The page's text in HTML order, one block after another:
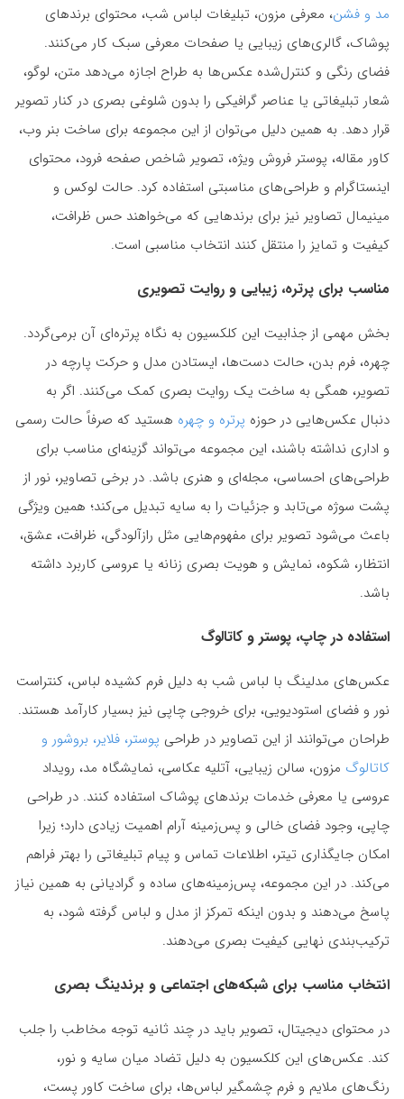
مد و فشن، معرفی مزون، تبلیغات لباس شب، محتوای برندهای
پوشاک، گالری‌های زیبایی یا صفحات معرفی سبک کار می‌کنند.
فضای رنگی و کنترل‌شده عکس‌ها به طراح اجازه می‌دهد متن، لوگو،
شعار تبلیغاتی یا عناصر گرافیکی را بدون شلوغی بصری در کنار تصویر
قرار دهد. به همین دلیل می‌توان از این مجموعه برای ساخت بنر وب،
کاور مقاله، پوستر فروش ویژه، تصویر شاخص صفحه فرود، محتوای
اینستاگرام و طراحی‌های مناسبتی استفاده کرد. حالت لوکس و
مینیمال تصاویر نیز برای برندهایی که می‌خواهند حس ظرافت،
کیفیت و تمایز را منتقل کنند انتخاب مناسبی است.
مناسب برای پرتره، زیبایی و روایت تصویری
بخش مهمی از جذابیت این کلکسیون به نگاه پرتره‌ای آن برمی‌گردد.
چهره، فرم بدن، حالت دست‌ها، ایستادن مدل و حرکت پارچه در
تصویر، همگی به ساخت یک روایت بصری کمک می‌کنند. اگر به
دنبال عکس‌هایی در حوزه پرتره و چهره هستید که صرفاً حالت رسمی
و اداری نداشته باشند، این مجموعه می‌تواند گزینه‌ای مناسب برای
طراحی‌های احساسی، مجله‌ای و هنری باشد. در برخی تصاویر، نور از
پشت سوژه می‌تابد و جزئیات را به سایه تبدیل می‌کند؛ همین ویژگی
باعث می‌شود تصویر برای مفهوم‌هایی مثل رازآلودگی، ظرافت، عشق،
انتظار، شکوه، نمایش و هویت بصری زنانه یا عروسی کاربرد داشته
باشد.
استفاده در چاپ، پوستر و کاتالوگ
عکس‌های مدلینگ با لباس شب به دلیل فرم کشیده لباس، کنتراست
نور و فضای استودیویی، برای خروجی چاپی نیز بسیار کارآمد هستند.
طراحان می‌توانند از این تصاویر در طراحی پوستر، فلایر، بروشور و
کاتالوگ مزون، سالن زیبایی، آتلیه عکاسی، نمایشگاه مد، رویداد
عروسی یا معرفی خدمات برندهای پوشاک استفاده کنند. در طراحی
چاپی، وجود فضای خالی و پس‌زمینه آرام اهمیت زیادی دارد؛ زیرا
امکان جایگذاری تیتر، اطلاعات تماس و پیام تبلیغاتی را بهتر فراهم
می‌کند. در این مجموعه، پس‌زمینه‌های ساده و گرادیانی به همین نیاز
پاسخ می‌دهند و بدون اینکه تمرکز از مدل و لباس گرفته شود، به
ترکیب‌بندی نهایی کیفیت بصری می‌دهند.
انتخاب مناسب برای شبکه‌های اجتماعی و برندینگ بصری
در محتوای دیجیتال، تصویر باید در چند ثانیه توجه مخاطب را جلب
کند. عکس‌های این کلکسیون به دلیل تضاد میان سایه و نور،
رنگ‌های ملایم و فرم چشمگیر لباس‌ها، برای ساخت کاور پست،